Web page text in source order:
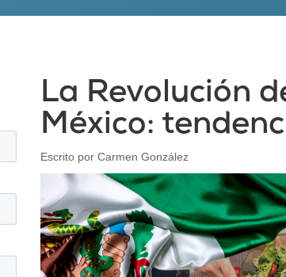
La Revolución
México:
Escrito por Carmen González